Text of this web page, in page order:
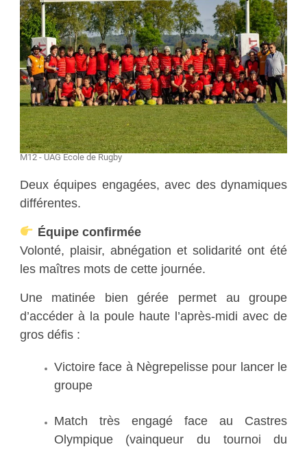
M12 - UAG École de Rugby
Deux équipes engagées, avec des dynamiques
différentes.
Équipe confirmée
Volonté, plaisir, abnégation et solidarité ont été
les maîtres mots de cette journée.
Une matinée bien gérée permet au groupe
d’accéder à la poule haute l’après-midi avec de
gros défis :
Victoire face à Nègrepelisse pour lancer le
groupe
Match très engagé face au Castres
Olympique (vainqueur du tournoi du